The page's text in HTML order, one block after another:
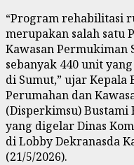
“Program rehabilitasi
merupakan salah satu
Kawasan Permukiman
sebanyak 440 unit
di Sumut,” ujar Kepala
Perumahan dan
(Disperkimsu) Bustami
yang digelar Dinas
di Lobby Dekranasda
(21/5/2026).